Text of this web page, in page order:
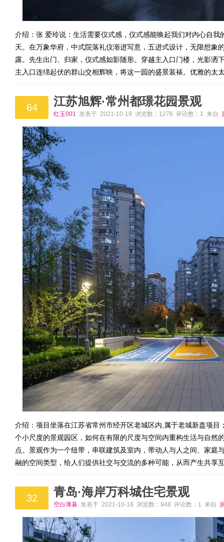
介绍：张 爱玲说：生活需要仪式感，仪式感能唤起我们对内心自
天。在万象华府，中式院落礼仪渐进写意，五进式设计，无限想
露。先生出门、归家，仪式感如影随形。穿越主入口门楼，光影
主入口连绵起伏的群山交相辉映，将这一园的盛景装裱。优雅的太
64 江苏旭辉·常州都璟花园景观
红玉001 发表于 2021-10-19 浏览数：1276 评论数：1 来自
介绍：项目坐落在江苏省常州市经开区老城区内,属于老城新盘项
个小尺度的景观园区，如何在有限的尺度与空间内重构生活与自然
点。景观作为一个纽带，串联建筑及室内，带动人与人之间、家
融的空间类型，给人们提供社交与交流的多种可能，从而产生共享
32 青岛·海岸万科城住宅景观
空白薄暮 发表于 2021-10-18 浏览数：948 评论数：1 来自